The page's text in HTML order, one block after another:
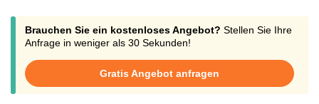
ultimativen Komfort zu bieten. Wenn Sie Ihre Jacke mit Logo
bedrucken lassen möchten, bieten wir Ihnen verschiedene
Druckverfahren, darunter Siebdruck, um sicherzustellen, dass Ihr
Damenjacken in verschiedenen Farben sorgt dafür, dass Sie die
perfekte Jacke für Ihre Bedürfnisse finden. Ob für sportliche
Aktivitäten oder als Arbeitskleidung, unsere Jacken sind ideal, um
Brauchen Sie ein kostenloses Angebot? Stellen Sie Ihre
Anfrage in weniger als 30 Sekunden!
Gratis Angebot anfragen